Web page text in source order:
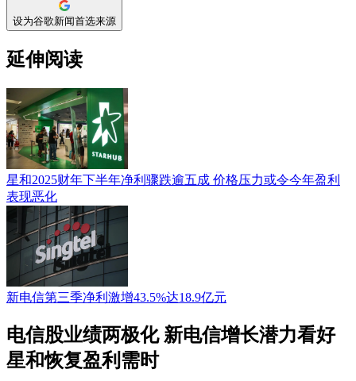
设为谷歌新闻首选来源
延伸阅读
星和2025财年下半年净利骤跌逾五成 价格压力或令今年盈利
表现恶化
新电信第三季净利激增43.5%达18.9亿元
电信股业绩两极化 新电信增长潜力看好
星和恢复盈利需时